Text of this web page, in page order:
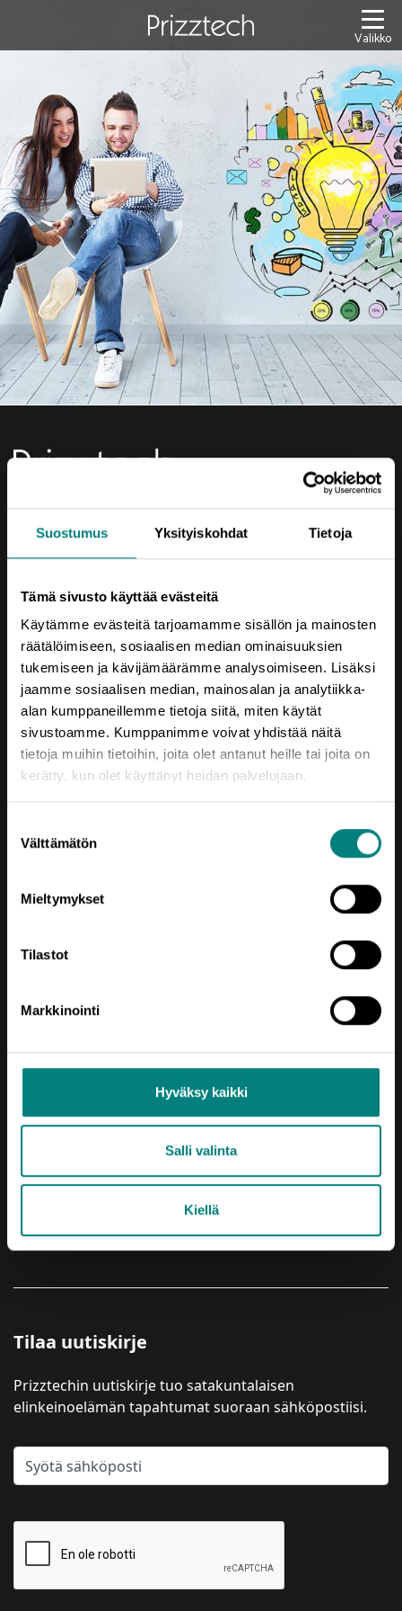
Suostumus Yksityiskohdat Tietoja
Tämä sivusto käyttää evästeitä
Käytämme evästeitä tarjoamamme sisällön ja mainosten
räätälöimiseen, sosiaalisen median ominaisuuksien
tukemiseen ja kävijämäärämme analysoimiseen. Lisäksi
jaamme sosiaalisen median, mainosalan ja analytiikka-
alan kumppaneillemme tietoja siitä, miten käytät
sivustoamme. Kumppanimme voivat yhdistää näitä
tietoja muihin tietoihin, joita olet antanut heille tai joita on
kerätty, kun olet käyttänyt heidän palvelujaan.
valinta
Välttämätön
Mieltymykset
Tilastot
Markkinointi
Hyväksy kaikki
Salli valinta
Kiellä
Valikko
Yhteystiedot
Porin Leijona
28100 Pori
Vaihde (02) 620 5300
prizztech@prizz.fi
etunimi.sukunimi@prizz.fi
Rekisteriseloste
Saavutettavuusseloste
Oikotie
AJANKOHTAISTA
KEHITTÄMISTEEMAT
SIJOITU SATAKUNTAAN
TIETOA MEISTÄ
YRITYSPALVELUT
Tilaa uutiskirje
Prizztechin uutiskirje tuo satakuntalaisen
elinkeinoelämän tapahtumat suoraan sähköpostiisi.